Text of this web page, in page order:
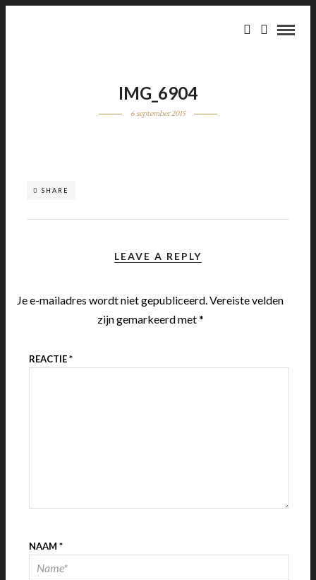
IMG_6904
6 september 2015
SHARE
LEAVE A REPLY
Je e-mailadres wordt niet gepubliceerd.Vereiste velden
zijn gemarkeerd met*
REACTIE*
NAAM *